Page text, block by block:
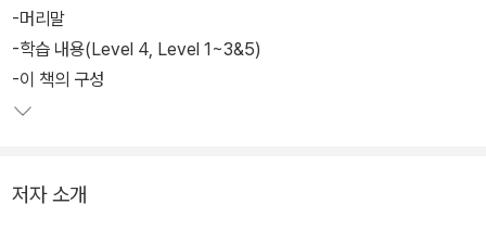
록 구성되어 있다. 부록으로 워크북, 음원 QR 코드, 핵심 문장 카드,
종합 평가가 수록되어 있으며, MP3 파일, 단어 카드, 복습용 워크시
트, 암기 동영상 등 다양한 무료 콘텐츠도 제공된다.
-머리말
-학습 내용(Level 4, Level 1~3&5)
-이 책의 구성
저자 소개